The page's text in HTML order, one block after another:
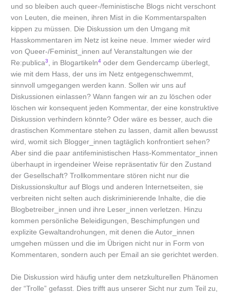
und so bleiben auch queer-/feministische Blogs nicht verschont
von Leuten, die meinen, ihren Mist in die Kommentarspalten
kippen zu müssen. Die Diskussion um den Umgang mit
Hasskommentaren im Netz ist keine neue. Immer wieder wird
von Queer-/Feminist_innen auf Veranstaltungen wie der
Re:publica3 , in Blogartikeln4 oder dem Gendercamp überlegt,
wie mit dem Hass, der uns im Netz entgegenschwemmt,
sinnvoll umgegangen werden kann. Sollen wir uns auf
Diskussionen einlassen? Wann fangen wir an zu löschen oder
löschen wir konsequent jeden Kommentar, der eine konstruktive
Diskussion verhindern könnte? Oder wäre es besser, auch die
drastischen Kommentare stehen zu lassen, damit allen bewusst
wird, womit sich Blogger_innen tagtäglich konfrontiert sehen?
Aber sind die paar antifeministischen Hass-Kommentator_innen
überhaupt in irgendeiner Weise repräsentativ für den Zustand
der Gesellschaft? Trollkommentare stören nicht nur die
Diskussionskultur auf Blogs und anderen Internetseiten, sie
verbreiten nicht selten auch diskriminierende Inhalte, die die
Blogbetreiber_innen und ihre Leser_innen verletzen. Hinzu
kommen persönliche Beleidigungen, Beschimpfungen und
explizite Gewaltandrohungen, mit denen die Autor_innen
umgehen müssen und die im Übrigen nicht nur in Form von
Kommentaren, sondern auch per Email an sie gerichtet werden.
Die Diskussion wird häufig unter dem netzkulturellen Phänomen
der “Trolle” gefasst. Dies trifft aus unserer Sicht nur zum Teil zu,